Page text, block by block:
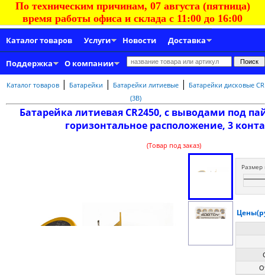
По техническим причинам, 07 августа (пятница)
время работы офиса и склада с 11:00 до 16:00
Каталог товаров Услуги Новости Доставка
Поддержка О компании
Каталог товаров | Батарейки | Батарейки литиевые | Батарейки дисковые CR
(3В)
Батарейка литиевая CR2450, с выводами под
горизонтальное расположение, 3
(Товар под заказ)
Размер